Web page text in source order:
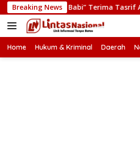
Langsung
ke
konten
Breaking News
Babi” Terima Tasrif Award 2026
Home Hukum & Kriminal Daerah